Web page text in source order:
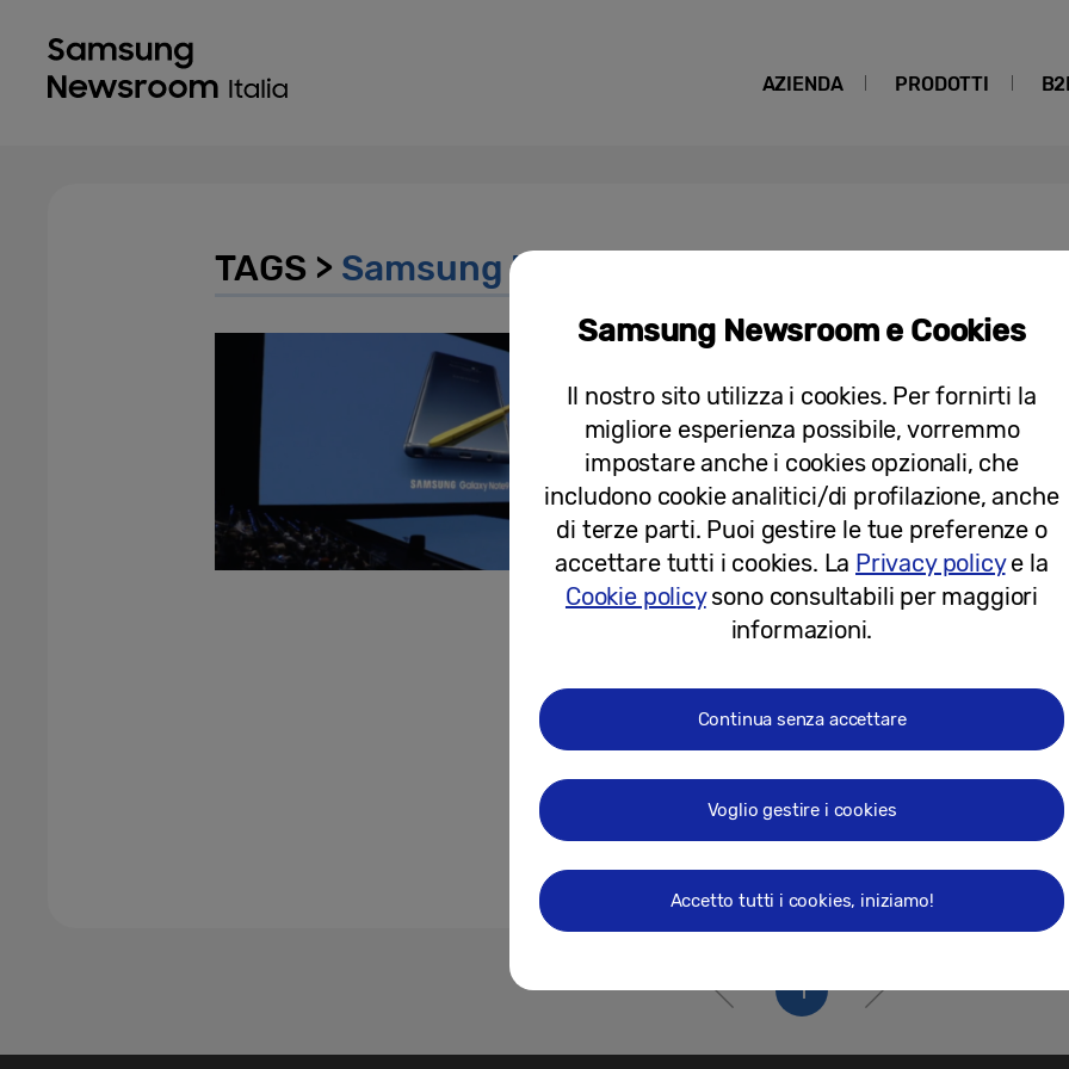
AZIENDA PRODOTTI
TAGS > Samsung Unpacked 2018
Rivedi il video completo del
10-08-2018
1
Samsung Newsroom e Cookies
Il nostro sito utilizza i cookies. Per fornirti la
migliore esperienza possibile, vorremmo
impostare anche i cookies opzionali, che
includono cookie analitici/di profilazione, anche
di terze parti. Puoi gestire le tue preferenze o
accettare tutti i cookies. La Privacy policye la
Cookie policysono consultabili per maggiori
informazioni.
Continua senza accettare
Voglio gestire i cookies
Accetto tutti i cookies, iniziamo!